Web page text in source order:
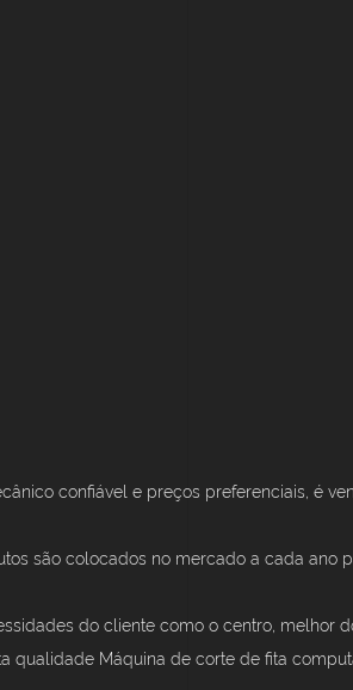
confiável e preços preferenciais, é
são colocados no mercado a cada ano
do cliente como o centro, melhor
qualidade Máquina de corte de fita